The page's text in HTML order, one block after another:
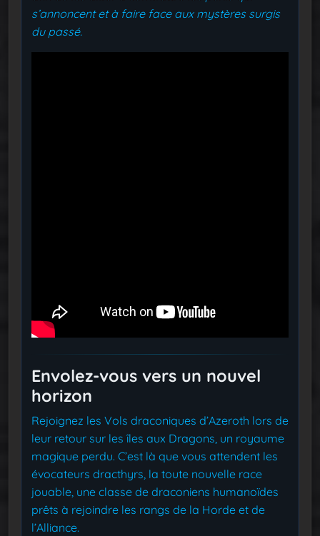
s’annoncent et à faire face aux mystères surgis
du passé.
Envolez-vous vers un nouvel
horizon
Rejoignez les Vols draconiques d’Azeroth lors de
leur retour sur les îles aux Dragons, un royaume
magique perdu. C’est là que vous attendent les
évocateurs dracthyrs, la toute nouvelle race
jouable, une classe de draconiens humanoïdes
prêts à rejoindre les rangs de la Horde et de
l’Alliance.